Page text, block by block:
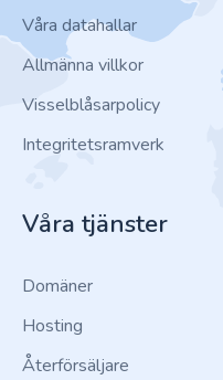
Våra datahallar
Allmänna villkor
Visselblåsarpolicy
Integritetsramverk
Våra tjänster
Domäner
Hosting
Återförsäljare